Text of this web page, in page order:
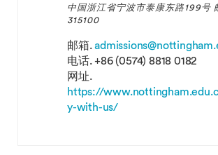
中国浙江省宁波市泰康东路199号
315100
邮箱.
电话.+86 (0574) 8818 0182
网址.
https://
y-with-us/